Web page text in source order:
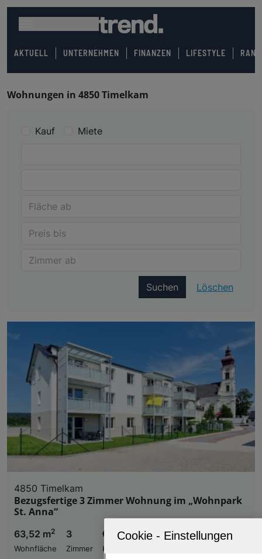
AKTUELL UNTERNEHMEN FINANZEN LIFESTYLE
Wohnungen in 4850 Timelkam
Kauf Miete
Suchen Löschen
4850 Timelkam
Bezugsfertige 3 Zimmer Wohnung im „Wohnpark
St. Anna“
63,52 m2
Wohnfläche
3
Zimmer
€ 295.472,00
Kaufpreis